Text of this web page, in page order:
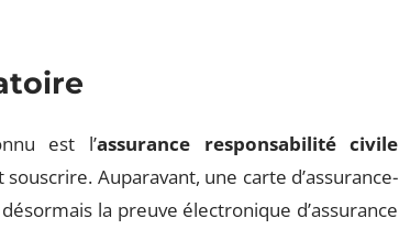
est l’assurance responsabilité civile
Auparavant, une carte d’assurance-
la preuve électronique d’assurance